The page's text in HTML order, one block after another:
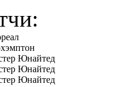
Юнайтед
Юнайтед
Юнайтед